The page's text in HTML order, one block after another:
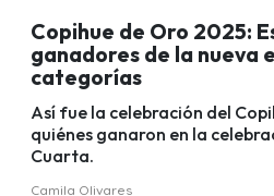
Copihue de Oro 2025:
ganadores de la nueva
categorías
Así fue la celebración del
quiénes ganaron en la
Cuarta.
Camila Olivares